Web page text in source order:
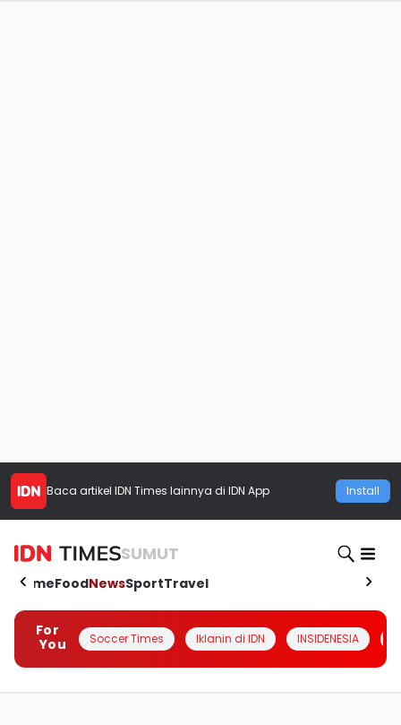
Baca artikel IDN Times lainnya di IDN App Install
SUMUT
HomeFoodNewsSportTravel
For
You
Soccer Times Iklanin di IDN INSIDENESIA